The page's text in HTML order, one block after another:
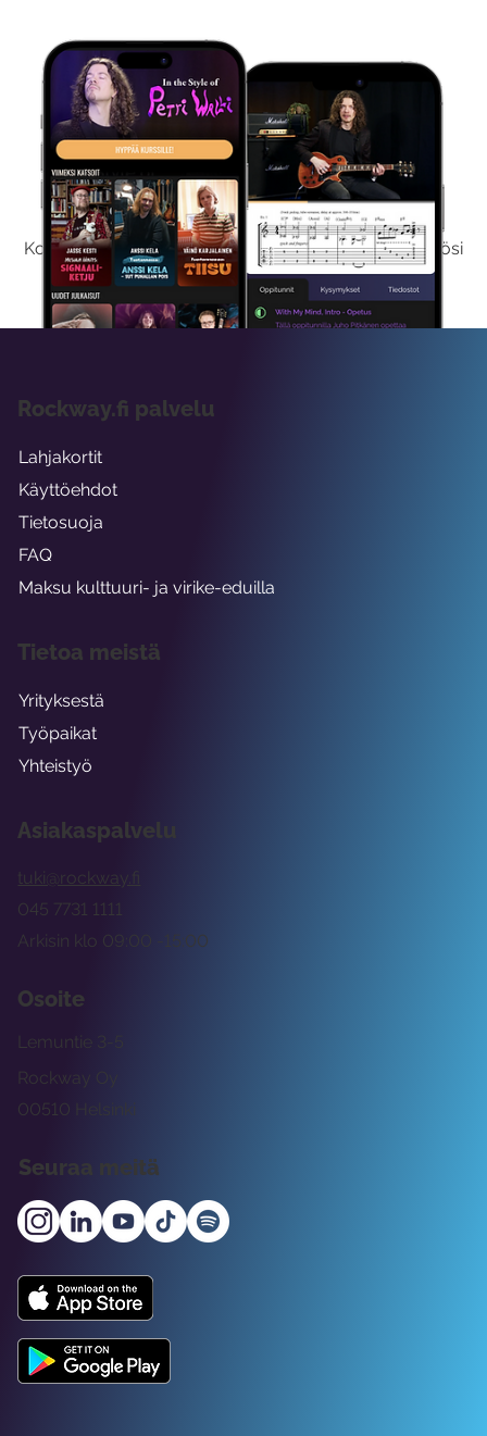
Kokeile Ilmaiseksi
Kokeilemalla ilmaiseksi saat koko sisältömme käyttöösi
viikon ajaksi.
Asiakaspalvelu
tuki@rockway.fi
Arkisin klo 09:00 -15:00
045 7731 1111
Osoite
Rockway Oy
Lemuntie 3-5
00510 Helsinki
Seuraa meitä
Rockway.fi palvelu
Lahjakortit
Käyttöehdot
Tietosuoja
FAQ
Maksu kulttuuri- ja virike-eduilla
Tietoa meistä
Yrityksestä
Työpaikat
Yhteistyö